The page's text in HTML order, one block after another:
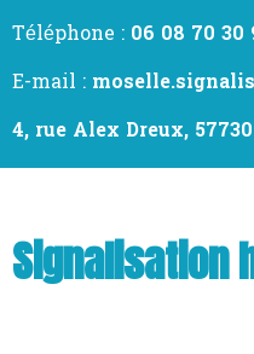
Téléphone : 06 08 70 30
E-mail :
4, rue Alex Dreux,
Signalisation